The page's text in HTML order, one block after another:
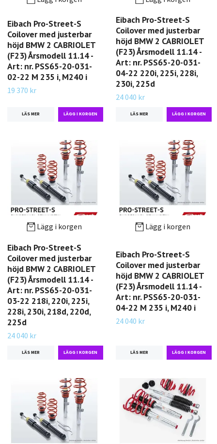
Eibach Pro-Street-S
Coilover med justerbar
höjd BMW 2 CABRIOLET
(F23) Årsmodell 11.14 -
Art: nr. PSS65-20-031-
02-22 M 235 i, M240 i
19 370 kr
LÄS MER
Eibach Pro-Street-S
Coilover med justerbar
höjd BMW 2 CABRIOLET
(F23) Årsmodell 11.14 -
Art: nr. PSS65-20-031-
04-22 220i, 225i, 228i,
230i, 225d
24 040 kr
LÄS MER
Lägg i korgen
Eibach Pro-Street-S
Coilover med justerbar
höjd BMW 2 CABRIOLET
(F23) Årsmodell 11.14 -
Art: nr. PSS65-20-031-
03-22 218i, 220i, 225i,
228i, 230i, 218d, 220d,
225d
24 040 kr
LÄS MER
Lägg i korgen
Eibach Pro-Street-S
Coilover med justerbar
höjd BMW 2 CABRIOLET
(F23) Årsmodell 11.14 -
Art: nr. PSS65-20-031-
04-22 M 235 i, M240 i
24 040 kr
LÄS MER